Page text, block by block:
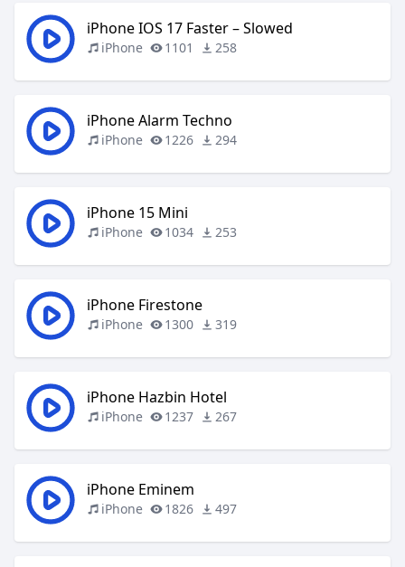
iPhone IOS 17 Faster – Slowed
iPhone 1101 258
iPhone Alarm Techno
iPhone 1226 294
iPhone 15 Mini
iPhone 1034 253
iPhone Firestone
iPhone 1300 319
iPhone Hazbin Hotel
iPhone 1237 267
iPhone Eminem
iPhone 1826 497